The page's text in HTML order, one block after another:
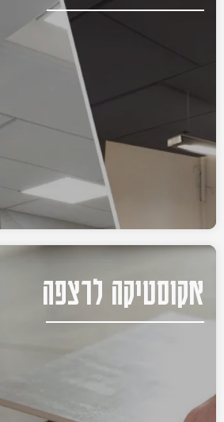
אקוסטיקה לרצפה